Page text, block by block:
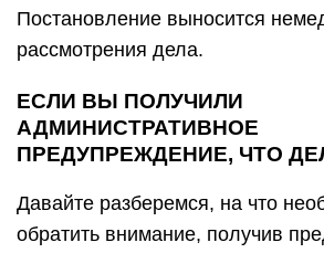
Постановление выносится
рассмотрения дела.
ЕСЛИ ВЫ ПОЛУЧИЛИ
АДМИНИСТРАТИВНОЕ
ПРЕДУПРЕЖДЕНИЕ, ЧТО
Давайте разберемся, на что
обратить внимание, получив